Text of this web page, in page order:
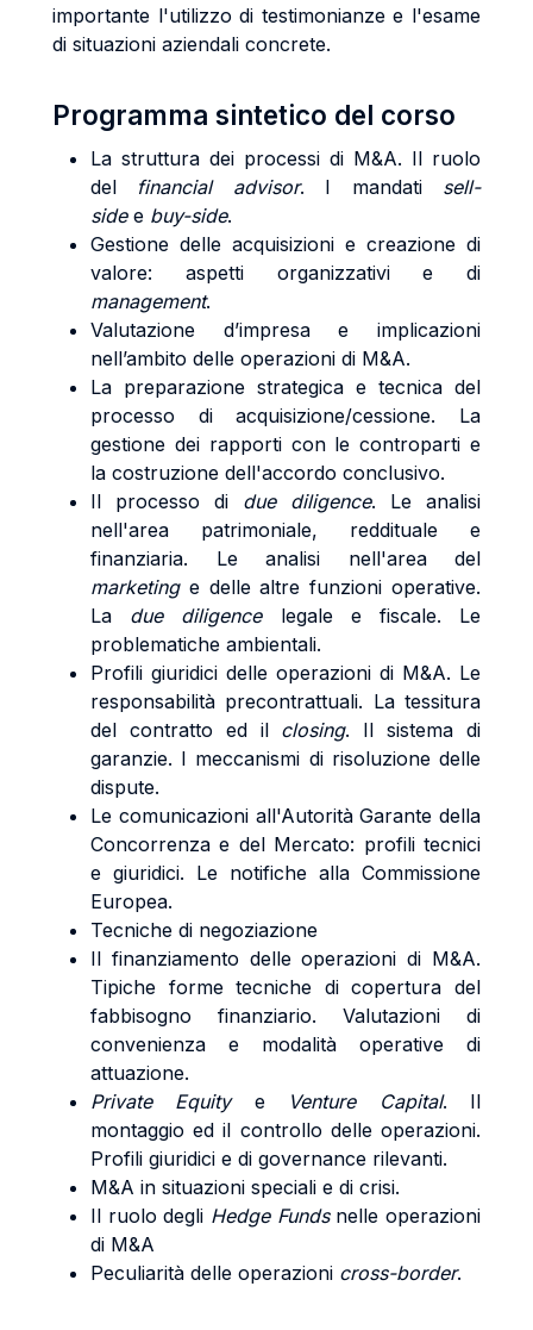
importante l'utilizzo di testimonianze e l'esame
di situazioni aziendali concrete.
Programma sintetico del corso
La struttura dei processi di M&A. Il ruolo
del financial advisor. I mandati sell-
sidee buy-side.
Gestione delle acquisizioni e creazione di
valore: aspetti organizzativi e di
management.
Valutazione d’impresa e implicazioni
nell’ambito delle operazioni di M&A.
La preparazione strategica e tecnica del
processo di acquisizione/cessione. La
gestione dei rapporti con le controparti e
la costruzione dell'accordo conclusivo.
Il processo di due diligence. Le analisi
nell'area patrimoniale, reddituale e
finanziaria. Le analisi nell'area del
marketinge delle altre funzioni operative.
La due diligence legale e fiscale. Le
problematiche ambientali.
Profili giuridici delle operazioni di M&A. Le
responsabilità precontrattuali. La tessitura
del contratto ed il closing. Il sistema di
garanzie. I meccanismi di risoluzione delle
dispute.
Le comunicazioni all'Autorità Garante della
Concorrenza e del Mercato: profili tecnici
e giuridici. Le notifiche alla Commissione
Europea.
Tecniche di negoziazione
Il finanziamento delle operazioni di M&A.
Tipiche forme tecniche di copertura del
fabbisogno finanziario. Valutazioni di
convenienza e modalità operative di
attuazione.
Private Equity e Venture Capital. Il
montaggio ed il controllo delle operazioni.
Profili giuridici e di governance rilevanti.
M&A in situazioni speciali e di crisi.
Il ruolo degli Hedge Funds nelle operazioni
di M&A
Peculiarità delle operazioni cross-border.